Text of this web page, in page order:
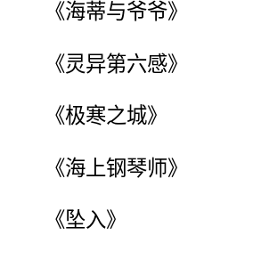
《海蒂与爷爷》
《灵异第六感》
《极寒之城》
《海上钢琴师》
《坠入》